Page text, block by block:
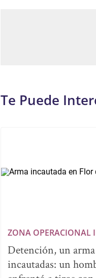
Te Puede
ZONA OPERACIONAL
Detención, un arma
incautadas: un